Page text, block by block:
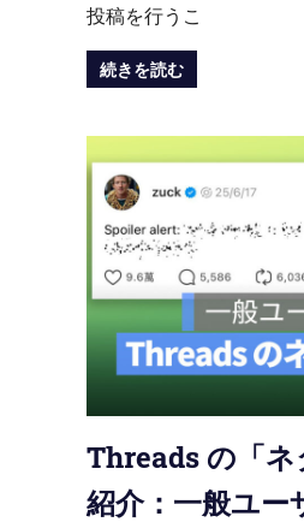
投稿を行うこ
続きを読む
Threads の「
紹介：一般ユー